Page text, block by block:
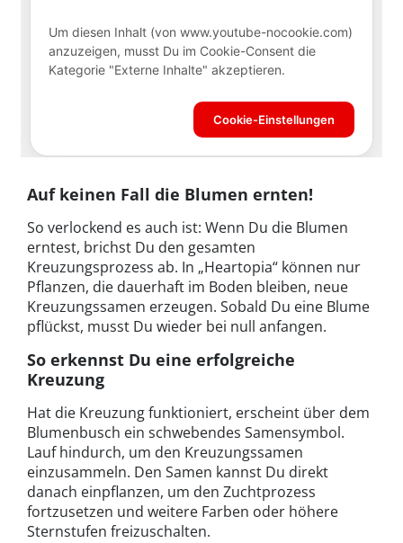
Auf keinen Fall die Blumen ernten!
So verlockend es auch ist: Wenn Du die Blumen
erntest, brichst Du den gesamten
Kreuzungsprozess ab. In „Heartopia“ können nur
Pflanzen, die dauerhaft im Boden bleiben, neue
Kreuzungssamen erzeugen. Sobald Du eine Blume
pflückst, musst Du wieder bei null anfangen.
So erkennst Du eine erfolgreiche
Kreuzung
Hat die Kreuzung funktioniert, erscheint über dem
Blumenbusch ein schwebendes Samensymbol.
Lauf hindurch, um den Kreuzungssamen
einzusammeln. Den Samen kannst Du direkt
danach einpflanzen, um den Zuchtprozess
fortzusetzen und weitere Farben oder höhere
Sternstufen freizuschalten.